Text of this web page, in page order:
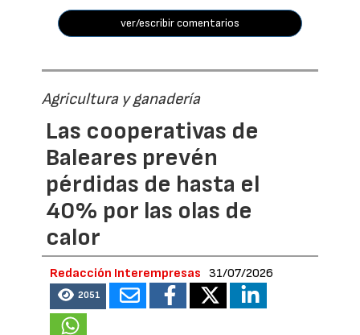
ver/escribir comentarios
Agricultura y ganadería
Las cooperativas de
Baleares prevén
pérdidas de hasta el
40% por las olas de
calor
Redacción Interempresas 31/07/2026
2051